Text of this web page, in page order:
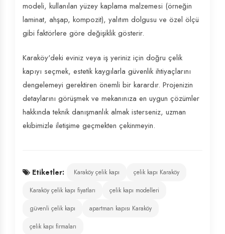
modeli, kullanılan yüzey kaplama malzemesi (örneğin
laminat, ahşap, kompozit), yalıtım dolgusu ve özel ölçü
gibi faktörlere göre değişiklik gösterir.
Karaköy'deki eviniz veya iş yeriniz için doğru çelik
kapıyı seçmek, estetik kaygılarla güvenlik ihtiyaçlarını
dengelemeyi gerektiren önemli bir karardır. Projenizin
detaylarını görüşmek ve mekanınıza en uygun çözümler
hakkında teknik danışmanlık almak isterseniz, uzman
ekibimizle iletişime geçmekten çekinmeyin.
Etiketler: Karaköy çelik kapı
çelik kapı Karaköy
Karaköy çelik kapı fiyatları
çelik kapı modelleri
güvenli çelik kapı
apartman kapısı Karaköy
çelik kapı firmaları